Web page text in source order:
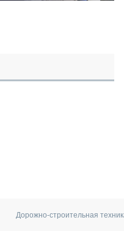
Дорожно-строительная